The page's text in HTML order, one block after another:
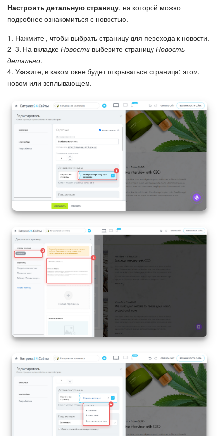
Настроить детальную страницу, на которой можно
подробнее ознакомиться с новостью.
1. Нажмите , чтобы выбрать страницу для перехода к новости.
2–3. На вкладке Новости выберите страницу Новость
детально.
4. Укажите, в каком окне будет открываться страница: этом,
новом или всплывающем.